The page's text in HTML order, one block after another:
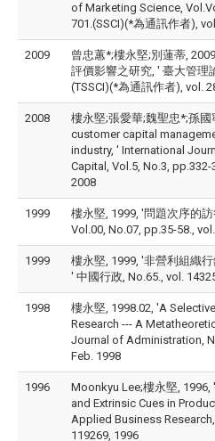
of Marketing Science,
701.(SSCI)(*為通訊作者),
2009
曾忠蕙*;樓永堅;別蓮蒂,
評價影響之研究, ' 臺大管理
(TSSCI)(*為通訊作者), vol.
2008
樓永堅;張愛華;魏聖忠*;孫
customer capital
industry, ' International
Capital, Vol.5, No.3,
2008
1999
樓永堅, 1999, '問題次序的
Vol.00, No.07, pp.35-58.,
1999
樓永堅, 1999, '非營利組織
' 中國行政, No.65., vol.
1998
樓永堅, 1998.02, 'A
Research --- A
Journal of Administration,
Feb. 1998
1996
Moonkyu Lee;樓永堅,
and Extrinsic Cues in
Applied Business
119269, 1996